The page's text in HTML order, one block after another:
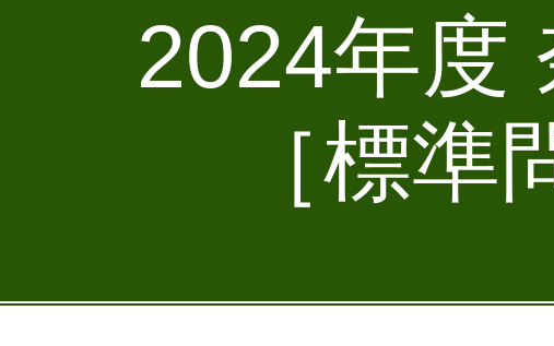
2024年度
［標準